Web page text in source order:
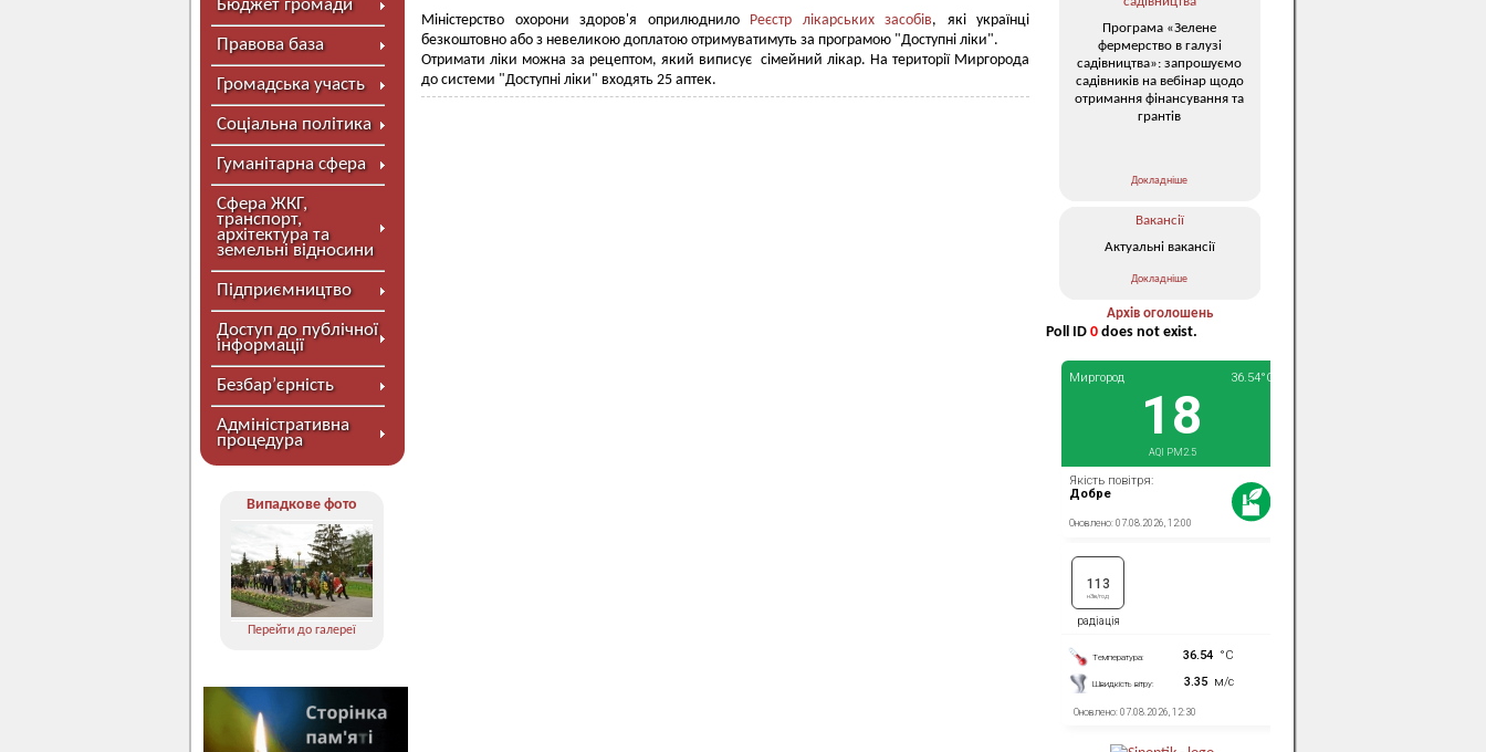
Бюджет громади
Правова база
Громадська участь
Соціальна політика
Гуманітарна сфера
Сфера ЖКГ,
транспорт,
архітектура та
земельні відносини
Підприємництво
Доступ до публічної
інформації
Безбар’єрність
Адміністративна
процедура
Випадкове фото
Перейти до галереї
Міністерство охорони здоров'я оприлюднило Реєстр лікарських засобів, які українці
безкоштовно або з невеликою доплатою отримуватимуть за програмою "Доступні ліки".
Отримати ліки можна за рецептом, який виписує сімейний лікар. На території Миргорода
до системи "Доступні ліки" входять 25 аптек.
Програма «Зелене
фермерство в галузі
садівництва»: запрошуємо
садівників на вебінар щодо
отримання фінансування та
грантів
Докладніше
Вакансії
Актуальні вакансії
Докладніше
Архів оголошень
Poll ID 0 does not exist.